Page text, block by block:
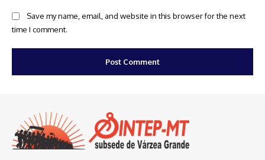
Save my name, email, and website in this browser for the next
time I comment.